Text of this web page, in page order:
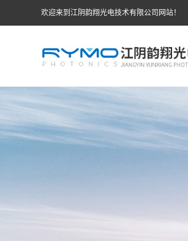
欢迎来到江阴韵翔光电技术有限公司网站！